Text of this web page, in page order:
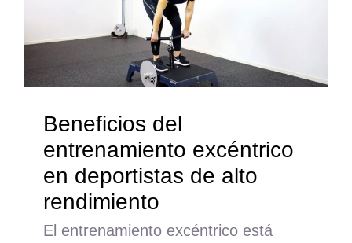
Beneficios del
entrenamiento excéntrico
en deportistas de alto
rendimiento
El entrenamiento excéntrico está